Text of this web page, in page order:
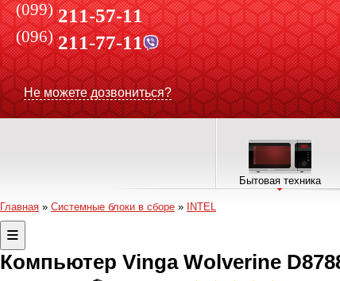
(099) 211-57-11
(096)211-77-11
Не можете дозвониться?
Бытовая техника
Главная » Системные блоки в сборе » INTEL
Компьютер Vinga Wolverine